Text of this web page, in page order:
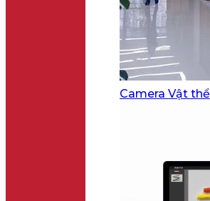
Camera Vật thể